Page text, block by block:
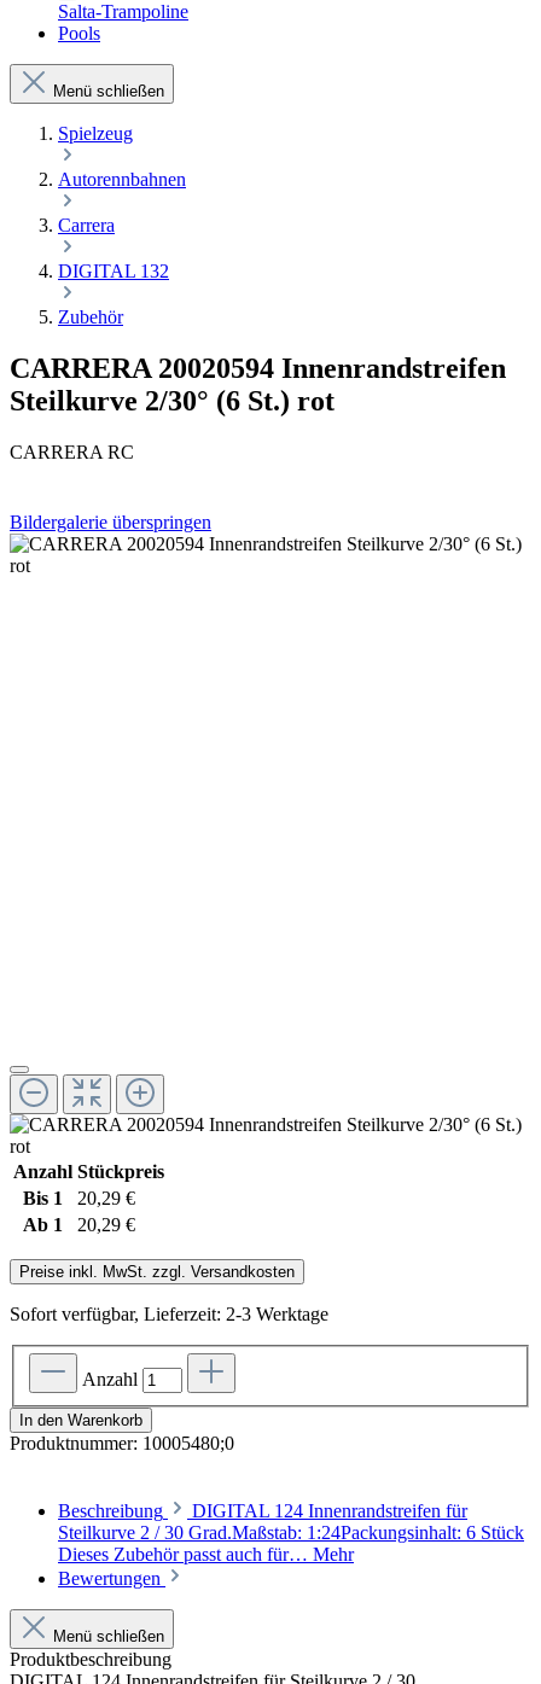
Salta-Trampoline
Pools
Menü schließen
Spielzeug
Autorennbahnen
Carrera
DIGITAL 132
Zubehör
CARRERA 20020594 Innenrandstreifen
Steilkurve 2/30° (6 St.) rot
CARRERA RC
Bildergalerie überspringen
Anzahl Stückpreis
Bis 1
20,29 €
Ab 1 20,29 €
Preise inkl. MwSt. zzgl. Versandkosten
Sofort verfügbar, Lieferzeit: 2-3 Werktage
Anzahl
In den Warenkorb
Produktnummer: 10005480;0
Beschreibung
DIGITAL 124 Innenrandstreifen für
Steilkurve 2 / 30 Grad.Maßstab: 1:24Packungsinhalt: 6 Stück
Dieses Zubehör passt auch für… Mehr
Bewertungen
Menü schließen
Produktbeschreibung